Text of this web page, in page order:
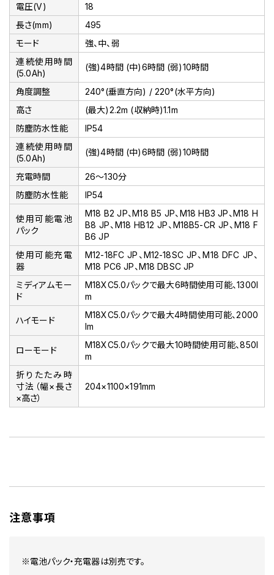
電圧(V)
18
長さ(mm)
495
モード
強、中、弱
連続使用時間
(5.0Ah)
(強)4時間 (中)6時間 (弱)10時間
角度調整
240°(垂直方向) / 220°(水平方向)
高さ
(最大)2.2m (収納時)1.1m
防塵防水性能
IP54
連続使用時間
(5.0Ah)
(強)4時間 (中)6時間 (弱)10時間
充電時間
26～130分
防塵防水性能
IP54
使用可能電池
パック
M18 B2 JP、M18 B5 JP、M18 HB3 JP、M18 H
B8 JP、M18 HB12 JP、M18B5-CR JP、M18 F
B6 JP
使用可能充電
器
M12-18FC JP、M12-18SC JP、M18 DFC JP、
M18 PC6 JP、M18 DBSC JP
ミディアムモー
ド
M18XC5.0パックで最大6時間使用可能、1300l
m
ハイモード
M18XC5.0パックで最大4時間使用可能、2000
lm
ローモード
M18XC5.0パックで最大10時間使用可能、850l
m
折りたたみ時
寸法（幅×長さ
×高さ）
204×1100×191mm
注意事項
※電池パック・充電器は別売です。